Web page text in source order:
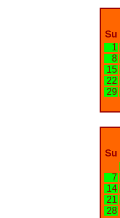
Su
1
8
15
22
29
Su
7
14
21
28